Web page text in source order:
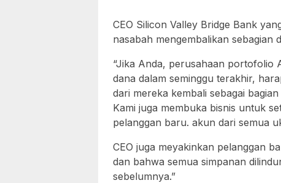
CEO Silicon Valley Bridge Bank
nasabah mengembalikan sebagian
“Jika Anda, perusahaan portofolio
dana dalam seminggu terakhir,
dari mereka kembali sebagai
Kami juga membuka bisnis untuk
pelanggan baru. akun dari semua
CEO juga meyakinkan pelanggan
dan bahwa semua simpanan
sebelumnya.”